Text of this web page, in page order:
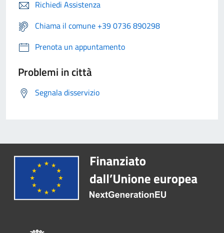
Richiedi Assistenza
Chiama il comune +39 0736 890298
Prenota un appuntamento
Problemi in città
Segnala disservizio